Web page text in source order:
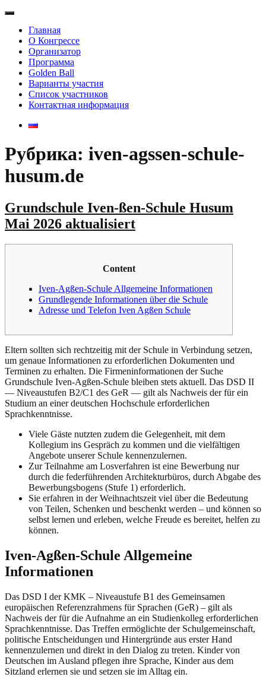
Главная
О Конгрессе
Организатор
Программа
Golden Ball
Варианты участия
Список участников
Контактная информация
Рубрика: iven-agssen-schule-
husum.de
Grundschule Iven-ßen-Schule Husum
Mai 2026 aktualisiert
Content
Iven-Agßen-Schule Allgemeine Informationen
Grundlegende Informationen über die Schule
Adresse und Telefon Iven Agßen Schule
Eltern sollten sich rechtzeitig mit der Schule in Verbindung setzen,
um genaue Informationen zu erforderlichen Dokumenten und
Terminen zu erhalten. Die Firmeninformationen der Suche
Grundschule Iven-Agßen-Schule bleiben stets aktuell. Das DSD II
— Niveaustufen B2/C1 des GeR — gilt als Nachweis der für ein
Studium an einer deutschen Hochschule erforderlichen
Sprachkenntnisse.
Viele Gäste nutzten zudem die Gelegenheit, mit dem
Kollegium ins Gespräch zu kommen und die vielfältigen
Angebote unserer Schule kennenzulernen.
Zur Teilnahme am Losverfahren ist eine Bewerbung nur
durch die federführenden Architekturbüros, durch Abgabe des
Bewerbungsbogens (Stufe 1) erforderlich.
Sie erfahren in der Weihnachtszeit viel über die Bedeutung
von Teilen, Schenken und beschenkt werden – und können so
selbst lernen und erleben, welche Freude es bereitet, helfen zu
können.
Iven-Agßen-Schule Allgemeine
Informationen
Das DSD I der KMK – Niveaustufe B1 des Gemeinsamen
europäischen Referenzrahmens für Sprachen (GeR) – gilt als
Nachweis der für die Aufnahme an ein Studienkolleg erforderlichen
Sprachkenntnisse. Das Treffen ermöglichte der Schulgemeinschaft,
politische Entscheidungen und Hintergründe aus erster Hand
kennenzulernen und direkt in den Dialog zu treten. Kinder von
Deutschen im Ausland pflegen ihre Sprache, Kinder aus dem
Sitzland erlernen sie und setzen sie im Alltag ein.